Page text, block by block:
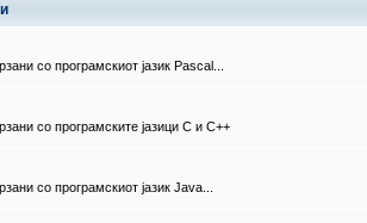
со програмскиот јазик Pascal...
со програмските јазици C и C++
со програмскиот јазик Java...